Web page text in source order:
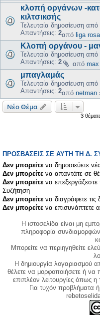
κλοπή οργάνων -
κιλτσικσής
Τελευταία δημοσίευση από
Απαντήσεις: 2από liga rosa
Κλοπή οργάνου -
Τελευταία δημοσίευση από
Απαντήσεις: 2 από max
μπαγλαμάς
Τελευταία δημοσίευση από
Απαντήσεις: 2από netman
Νέο Θέμα
3
ΠΡΟΣΒΆΣΕΙΣ ΣΕ ΑΥΤΉ ΤΗ Δ.
Δεν μπορείτε να δημοσιεύετε
Δεν μπορείτε να απαντάτε σε
Δεν μπορείτε να επεξεργάζεστε
Συζήτηση
Δεν μπορείτε να διαγράφετε
Δεν μπορείτε να επισυνάπτετε
Η ιστοσελίδα είναι μη
πληροφορία
Μπορείτε να περιηγηθείτε
Η δημιουργία λογαριασμού
θέλετε να μορφοποιήσετε ή να
επιπλέον λειτουργίες όπως
Για τυχόν προβλήματα ή